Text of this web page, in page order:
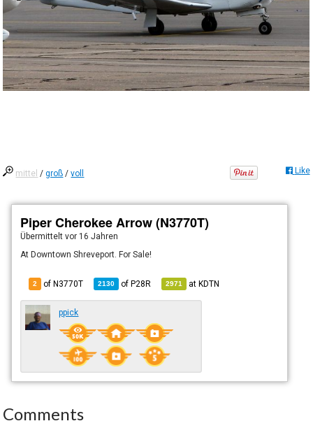
mittel /groß /voll Like
Piper Cherokee Arrow (N3770T)
Übermitteltvor 16 Jahren
At Downtown Shreveport. For Sale!
2 of N3770T 2130 ofP28R 2971 atKDTN
ppick
Comments